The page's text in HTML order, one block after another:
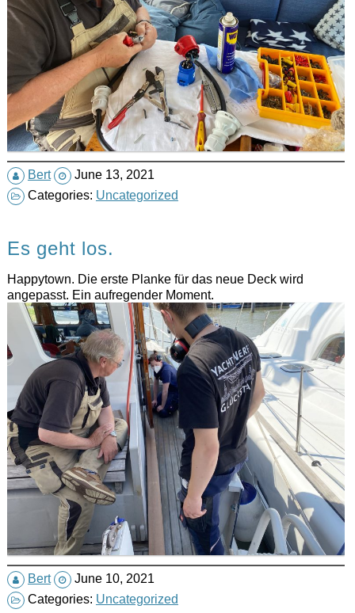
Bert
June 13, 2021
Categories: Uncategorized
Es geht los.
Happytown. Die erste Planke für das neue Deck wird
angepasst. Ein aufregender Moment.
Bert
June 10, 2021
Categories: Uncategorized